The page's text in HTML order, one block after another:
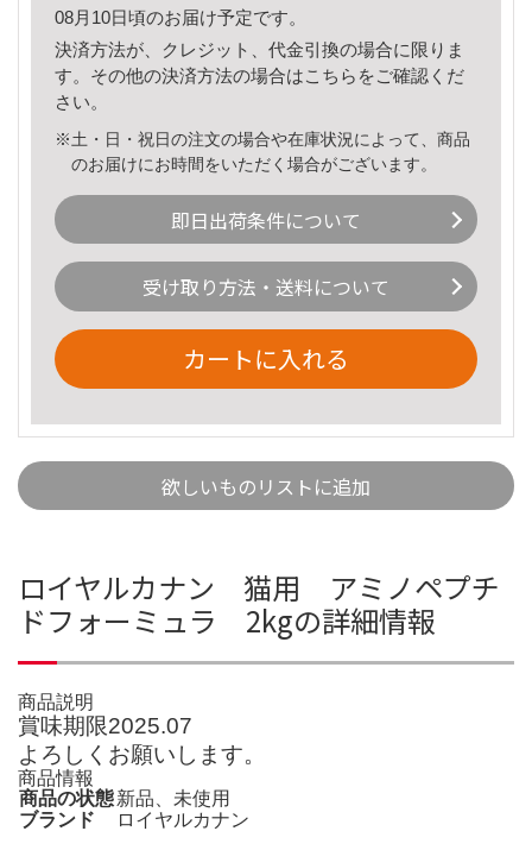
08月10日頃のお届け予定です。
決済方法が、クレジット、代金引換の場合に限りま
す。その他の決済方法の場合はこちら をご確認くだ
さい。
※土・日・祝日の注文の場合や在庫状況によって、商品
のお届けにお時間をいただく場合がございます。
即日出荷条件について
受け取り方法・送料について
カートに入れる
欲しいものリストに追加
ロイヤルカナン 猫用 アミノペプチ
ドフォーミュラ 2kgの詳細情報
商品説明
賞味期限2025.07
よろしくお願いします。
商品情報
商品の状態新品、未使用
ブランド
ロイヤルカナン